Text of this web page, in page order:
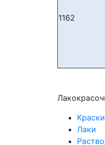
1162
Лаки